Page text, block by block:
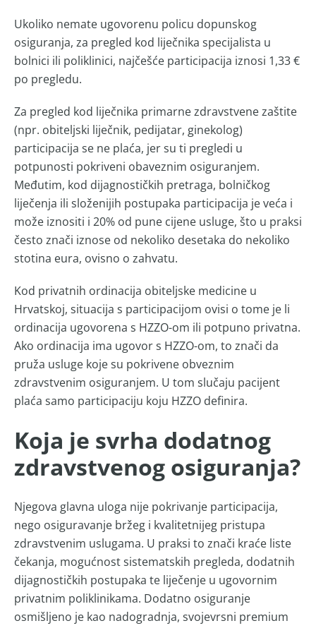
Ukoliko nemate ugovorenu policu dopunskog
osiguranja, za pregled kod liječnika specijalista u
bolnici ili poliklinici, najčešće participacija iznosi 1,33 €
po pregledu.
Za pregled kod liječnika primarne zdravstvene zaštite
(npr. obiteljski liječnik, pedijatar, ginekolog)
participacija se ne plaća, jer su ti pregledi u
potpunosti pokriveni obaveznim osiguranjem.
Međutim, kod dijagnostičkih pretraga, bolničkog
liječenja ili složenijih postupaka participacija je veća i
može iznositi i 20% od pune cijene usluge, što u praksi
često znači iznose od nekoliko desetaka do nekoliko
stotina eura, ovisno o zahvatu.
Kod privatnih ordinacija obiteljske medicine u
Hrvatskoj, situacija s participacijom ovisi o tome je li
ordinacija ugovorena s HZZO-om ili potpuno privatna.
Ako ordinacija ima ugovor s HZZO-om, to znači da
pruža usluge koje su pokrivene obveznim
zdravstvenim osiguranjem. U tom slučaju pacijent
plaća samo participaciju koju HZZO definira.
Koja je svrha dodatnog
zdravstvenog osiguranja?
Njegova glavna uloga nije pokrivanje participacija,
nego osiguravanje bržeg i kvalitetnijeg pristupa
zdravstvenim uslugama. U praksi to znači kraće liste
čekanja, mogućnost sistematskih pregleda, dodatnih
dijagnostičkih postupaka te liječenje u ugovornim
privatnim poliklinikama. Dodatno osiguranje
osmišljeno je kao nadogradnja, svojevrsni premium